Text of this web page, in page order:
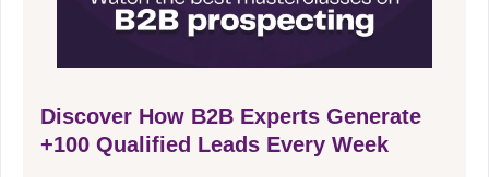
Discover How B2B Experts Generate
+100 Qualified Leads Every Week